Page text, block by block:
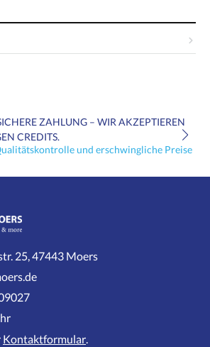
ZAHLUNG – WIR AKZEPTIEREN
CREDITS.
und erschwingliche Preise
25, 47443 Moers
Kontaktformular